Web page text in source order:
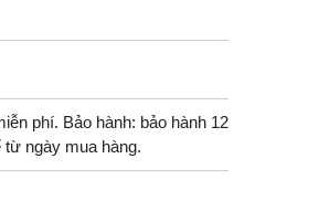
phí. Bảo hành: bảo hành 12
từ ngày mua hàng.